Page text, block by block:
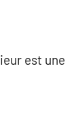
est une